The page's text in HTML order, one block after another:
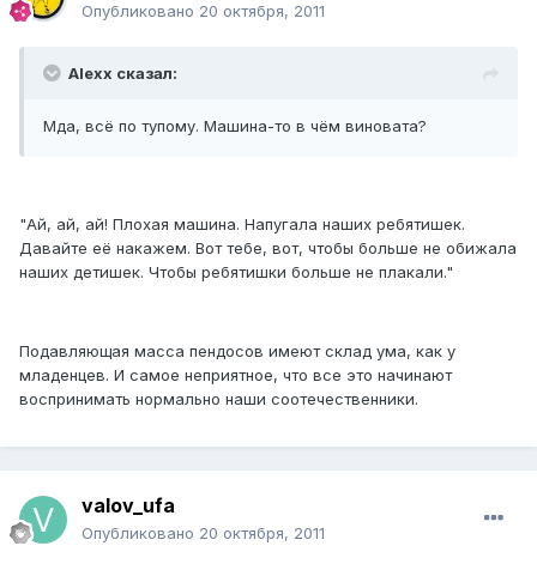
Опубликовано 20 октября, 2011
Alexx сказал:
Мда, всё по тупому. Машина-то в чём виновата?
"Ай, ай, ай! Плохая машина. Напугала наших ребятишек.
Давайте её накажем. Вот тебе, вот, чтобы больше не обижала
наших детишек. Чтобы ребятишки больше не плакали."
Подавляющая масса пендосов имеют склад ума, как у
младенцев. И самое неприятное, что все это начинают
воспринимать нормально наши соотечественники.
valov_ufa
Опубликовано 20 октября, 2011